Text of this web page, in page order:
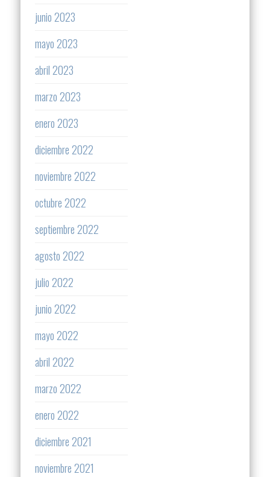
junio 2023
mayo 2023
abril 2023
marzo 2023
enero 2023
diciembre 2022
noviembre 2022
octubre 2022
septiembre 2022
agosto 2022
julio 2022
junio 2022
mayo 2022
abril 2022
marzo 2022
enero 2022
diciembre 2021
noviembre 2021